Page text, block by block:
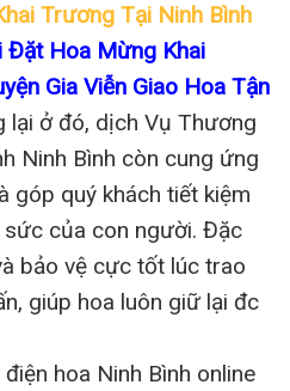
Trương Tại Ninh Bình
Đặt Hoa Mừng Khai
Gia Viễn Giao Hoa Tận
lại ở đó, dịch Vụ Thương
Ninh Bình còn cung ứng
góp quý khách tiết kiệm
sức của con người. Đặc
bảo vệ cực tốt lúc trao
giúp hoa luôn giữ lại đc
hoa Ninh Bình online